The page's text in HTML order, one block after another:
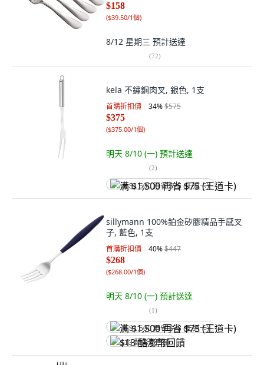
$158
($39.50/1個)
8/12 星期三 預計送達
(72)
kela 不鏽鋼肉叉, 銀色, 1支
首購折扣價 34%$575
$375
($375.00/1個)
明天 8/10 (一) 預計送達
(2)
满 $1,500 再省 $75 (王道卡)
sillymann 100%鉑金矽膠精品手感叉
子, 藍色, 1支
首購折扣價 40%$447
$268
($268.00/1個)
明天 8/10 (一) 預計送達
(1)
满 $1,500 再省 $75 (王道卡)
$13 酷澎幣回饋